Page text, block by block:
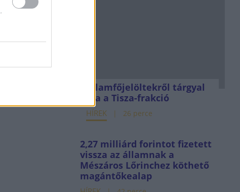
Államfőjelöltekről tárgyal
ma a Tisza-frakció
HÍREK 26 perce
2,27 milliárd forintot fizetett
vissza az államnak a
Mészáros Lőrinchez köthető
magántőkealap